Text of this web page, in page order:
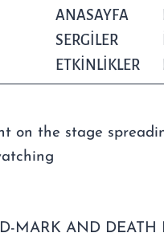
ANASAYFA
SERGILER
ETKINLIKLER